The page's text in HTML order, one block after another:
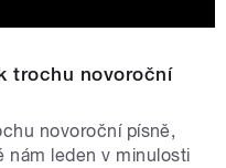
trochu novoroční
novoroční písně,
nám leden v minulosti